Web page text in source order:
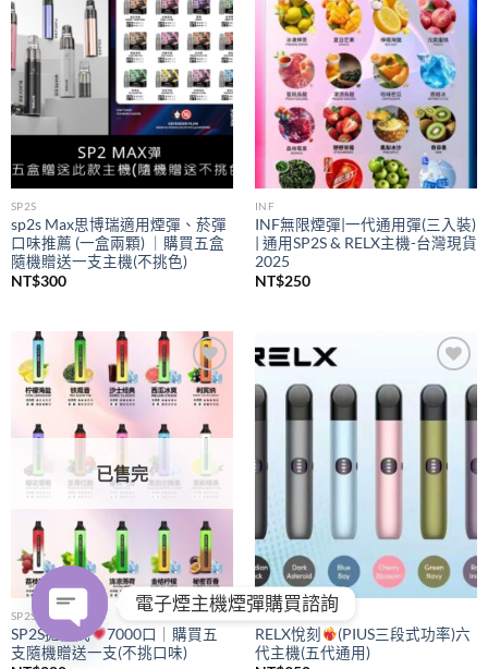
SP2S
sp2s Max思博瑞適用煙彈、菸彈
口味推薦 (一盒兩顆) ｜購買五盒
隨機贈送一支主機(不挑色)
NT$300
INF
INF無限煙彈|一代通用彈(三入裝)
| 通用SP2S & RELX主機-台灣現貨
2025
NT$250
Add to
wishlist
已售完
SP2S
SP2S拋棄式
7000口｜購買五
支隨機贈送一支(不挑口味)
Add to
wishlist
RELX
RELX悅刻
(PIUS三段式功率)六
代主機(五代通用)
電子煙主機煙彈購買諮詢
OPEN